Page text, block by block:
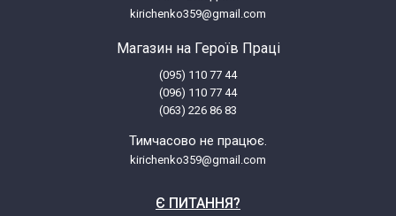
kirichenko359@gmail.com
Магазин на Героїв Праці
(095) 110 77 44
(096) 110 77 44
(063) 226 86 83
Тимчасово не працює.
kirichenko359@gmail.com
Є ПИТАННЯ?